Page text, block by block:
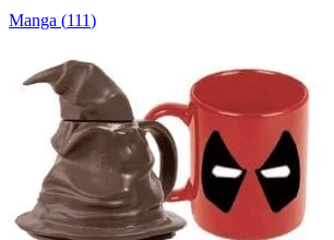
Manga (111)